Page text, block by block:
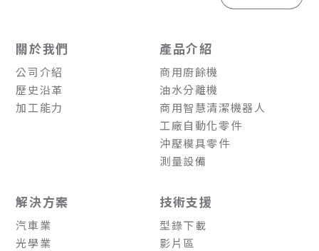
關於我們
公司介紹
歷史沿革
加工能力
產品介紹
商用廚餘機
油水分離機
商用智慧清潔機器人
工廠自動化零件
沖壓模具零件
測量設備
解決方案
汽車業
光學業
技術支援
型錄下載
影片區